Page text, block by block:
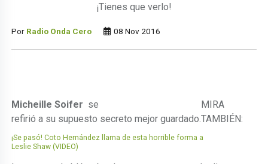
¡Tienes que verlo!
Por Radio Onda Cero 08 Nov 2016
Micheille Soifer se
refirió a su supuesto secreto mejor guardado.
MIRA
TAMBIÉN:
¡Se pasó! Coto Hernández llama de esta horrible forma a
Leslie Shaw (VIDEO)